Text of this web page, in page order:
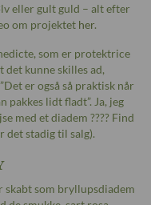
eller gult guld – alt efter
om projektet her.
som er protektrice
kunne skilles ad,
er også så praktisk når
pakkes lidt fladt”. Ja, jeg
med et diadem ???? Find
det stadig til salg).
skabt som bryllupsdiadem